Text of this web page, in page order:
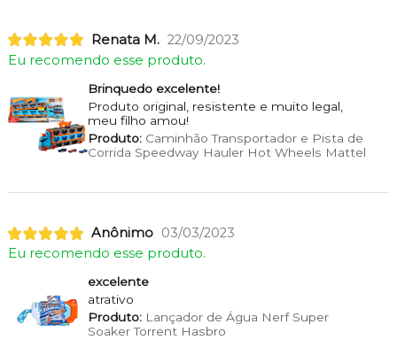
Renata M. 22/09/2023
Eu recomendo esse produto.
Brinquedo excelente!
Produto original, resistente e muito legal,
meu filho amou!
Produto:Caminhão Transportador e Pista de
Corrida Speedway Hauler Hot Wheels Mattel
Anônimo 03/03/2023
Eu recomendo esse produto.
excelente
atrativo
Produto:Lançador de Água Nerf Super
Soaker Torrent Hasbro